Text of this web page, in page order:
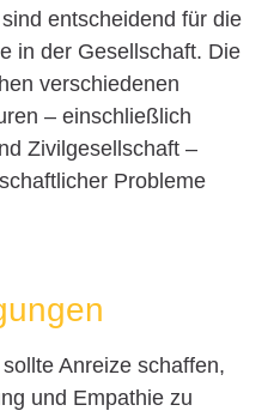
entscheidend für die
in der Gesellschaft. Die
verschiedenen
– einschließlich
Zivilgesellschaft –
Probleme
Anreize schaffen,
und Empathie zu